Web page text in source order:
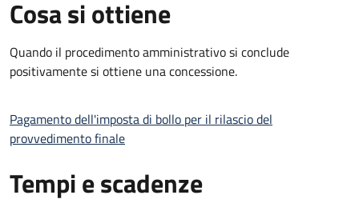
Cosa si ottiene
Quando il procedimento amministrativo si conclude
positivamente si ottiene una concessione.
Pagamento dell'imposta di bollo per il rilascio del
provvedimento finale
Tempi e scadenze